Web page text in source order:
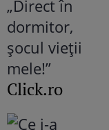
Click.ro